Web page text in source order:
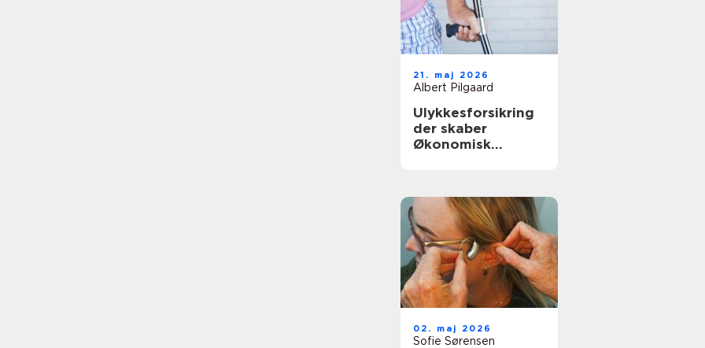
21. maj 2026
Albert Pilgaard
Ulykkesforsikring
der skaber
Økonomisk
02. maj 2026
Sofie Sørensen